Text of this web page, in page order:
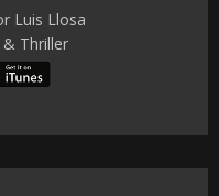
Luis Llosa
Thriller